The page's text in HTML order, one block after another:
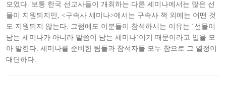
모였다. 보통 한국 선교사들이 개최하는 다른 세미나에서는 많은 선
물이 지원되지만, <구속사 세미나>에서는 구속사 책 외에는 어떤 것
도 지원되지 않는다. 그럼에도 이분들이 참석하시는 이유는 ‘선물이
남는 세미나가 아니라 말씀이 남는 세미나’이기 때문이라고 입을 모
아 말한다. 세미나를 준비한 팀들과 참석자들 모두 참으로 그 열정이
대단하다.